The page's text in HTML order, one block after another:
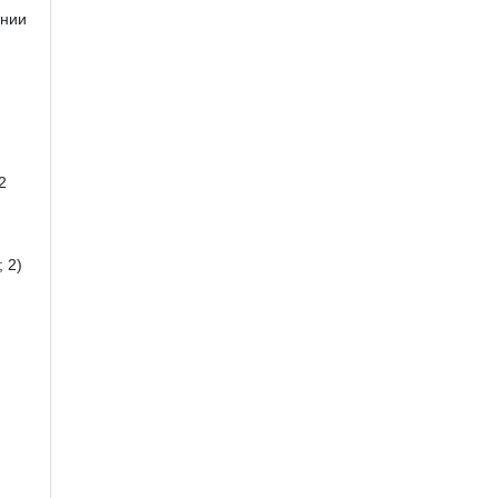
2)